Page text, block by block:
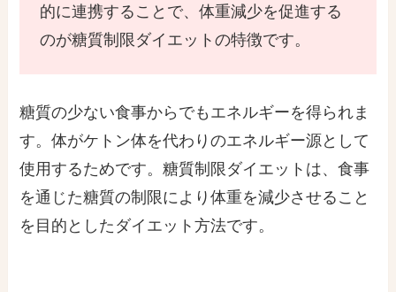
的に連携することで、体重減少を促進する
のが糖質制限ダイエットの特徴です。
糖質の少ない食事からでもエネルギーを得られま
す。体がケトン体を代わりのエネルギー源として
使用するためです。糖質制限ダイエットは、食事
を通じた糖質の制限により体重を減少させること
を目的としたダイエット方法です。